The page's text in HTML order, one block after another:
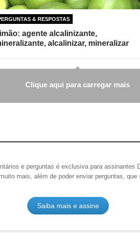
& RESPOSTAS
agente alcalinizante,
alcalinizar, mineralizar
Clique aqui para carregar mais
e perguntas é exclusiva para assinantes
mais, além de poder enviar perguntas,
Saiba mais e assine